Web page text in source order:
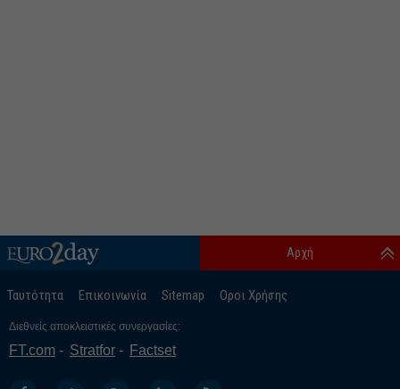
Ταυτότητα Επικοινωνία Sitemap Οροι Χρήσης
Αρχή
Διεθνείς αποκλειστικές συνεργασίες:
FT.com Stratfor Factset